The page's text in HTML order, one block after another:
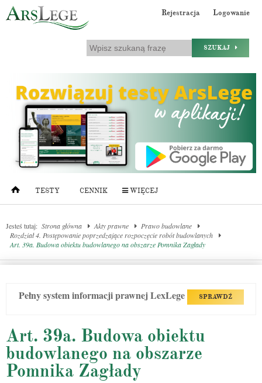
Rejestracja Logowanie
SZUKAJ
TESTY CENNIK WIĘCEJ
Jesteś tutaj: Strona główna Akty prawne
Prawo budowlane
Rozdział 4. Postępowanie poprzedzające rozpoczęcie robót budowlanych
Art. 39a. Budowa obiektu budowlanego na obszarze Pomnika Zagłady
Pełny system informacji prawnej LexLege SPRAWDŹ
Art. 39a. Budowa obiektu
budowlanego na obszarze
Pomnika Zagłady